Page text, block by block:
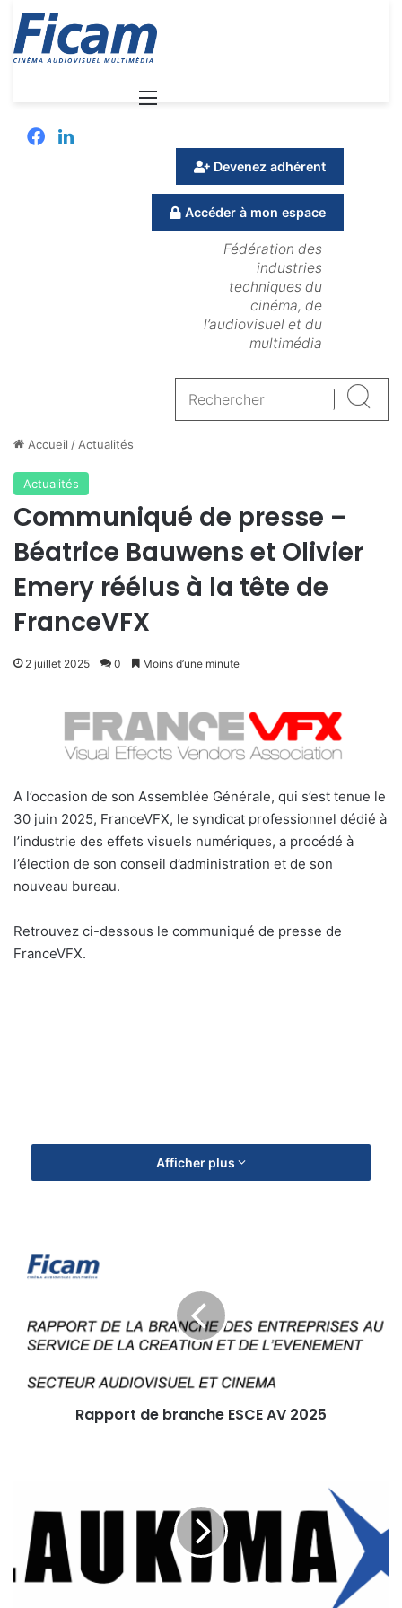
Menu
Facebook
Linkedin
Devenez adhérent
Accéder à mon espace
Fédération des
industries
techniques du
cinéma, de
l’audiovisuel et du
multimédia
Accueil / Actualités
Actualités
Communiqué de presse –
Béatrice Bauwens et Olivier
Emery réélus à la tête de
FranceVFX
2 juillet 2025 0 Moins d’une minute
A l’occasion de son Assemblée Générale, qui s’est tenue le
30 juin 2025, FranceVFX, le syndicat professionnel dédié à
l’industrie des effets visuels numériques, a procédé à
l’élection de son conseil d’administration et de son
nouveau bureau.
Retrouvez ci-dessous le communiqué de presse de
FranceVFX.
Afficher plus
branche
2025
Rapport de branche ESCE AV 2025
Une
nouvelle
ère